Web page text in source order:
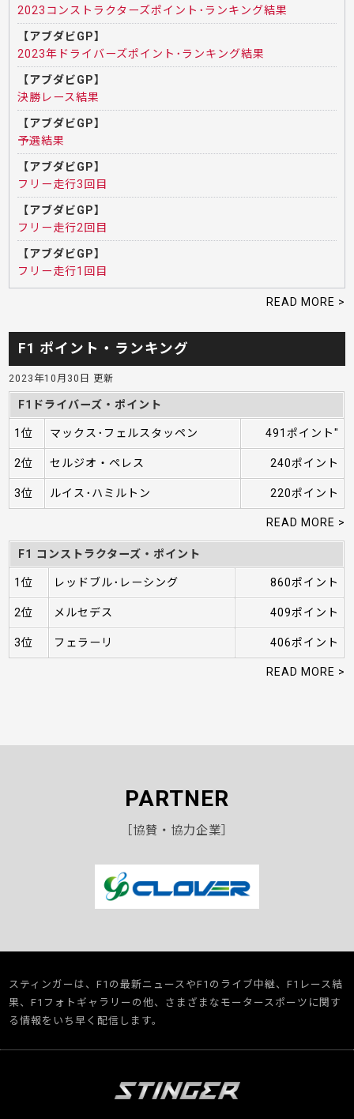
2023コンストラクターズポイント･ランキング結果
【アブダビGP】
2023年ドライバーズポイント･ランキング結果
【アブダビGP】
決勝レース結果
【アブダビGP】
予選結果
【アブダビGP】
フリー走行3回目
【アブダビGP】
フリー走行2回目
【アブダビGP】
フリー走行1回目
READ MORE >
F1 ポイント・ランキング
2023年10月30日 更新
F1ドライバーズ・ポイント
1位 マックス･フェルスタッペン 491ポイント"
2位 セルジオ・ペレス 240ポイント
3位 ルイス･ハミルトン 220ポイント
READ MORE >
F1 コンストラクターズ・ポイント
1位 レッドブル･レーシング 860ポイント
2位 メルセデス 409ポイント
3位 フェラーリ 406ポイント
READ MORE >
PARTNER
［協賛・協力企業］
スティンガーは、F1の最新ニュースやF1のライブ中継、F1レース結
果、F1フォトギャラリーの他、さまざまなモータースポーツに関す
る情報をいち早く配信します。